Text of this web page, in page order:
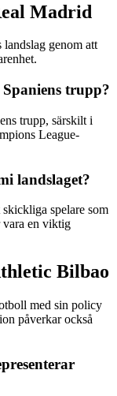
Madrid
genom att
trupp?
trupp, särskilt i
League-
landslaget?
spelare som
vara en viktig
Bilbao
med sin policy
påverkar också